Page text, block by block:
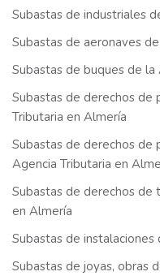
Subastas de industriales
Subastas de aeronaves
Subastas de buques de
Subastas de derechos de
Tributaria en Almería
Subastas de derechos
Agencia Tributaria en
Subastas de derechos de
en Almería
Subastas de
Subastas de joyas, obras